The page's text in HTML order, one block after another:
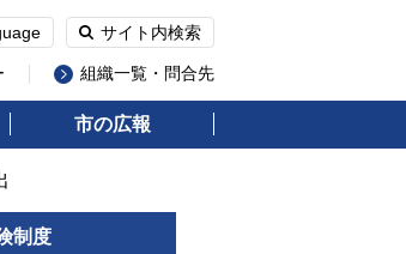
サイト内検索
組織一覧・問合先
市の広報
制度